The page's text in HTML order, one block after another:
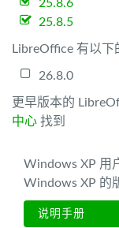
25.8.6
25.8.5
LibreOffice 有以下
26.8.0
更早版本的
中心 找到
Windows XP 用
Windows XP 的
说明手册